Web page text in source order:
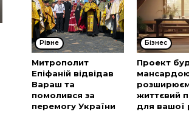
Рівне
Митрополит
Епіфаній відвідав
Вараш та
помолився за
перемогу України
Бізнес
Проект
життєвий
для вашої